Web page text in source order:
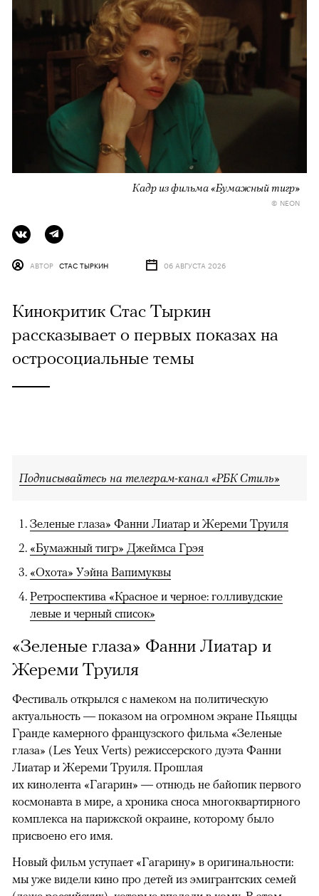
Кадр из фильма «Бумажный тигр»
© NEON
АВТОР СТАС ТЫРКИН 06 АВГУСТА 2026
Кинокритик Стас Тыркин
рассказывает о первых показах на
остросоциальные темы
Подписывайтесь на телеграм-канал «РБК Стиль»
Зеленые глаза» Фанни Лиатар и Жереми Труиля
«Бумажный тигр» Джеймса Грэя
«Охота» Уэйна Вапимуквы
Ретроспектива «Красное и черное: голливудские
левые и черный список»
«Зеленые глаза» Фанни Лиатар и
Жереми Труиля
Фестиваль открылся с намеком на политическую
актуальность — показом на огромном экране Пьяццы
Гранде камерного французского фильма «Зеленые
глаза» (Les Yeux Verts) режиссерского дуэта Фанни
Лиатар и Жереми Труиля. Прошлая
их кинолента «Гагарин» — отнюдь не байопик первого
космонавта в мире, а хроника сноса многоквартирного
комплекса на парижской окраине, которому было
присвоено его имя.
Новый фильм уступает «Гагарину» в оригинальности:
мы уже видели кино про детей из эмигрантских семей